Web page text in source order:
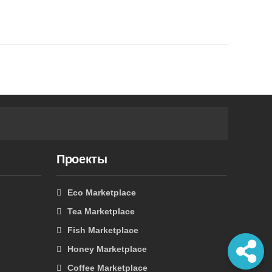
Проекты
Eco Marketplace
Tea Marketplace
Fish Marketplace
Honey Marketplace
Coffee Marketplace